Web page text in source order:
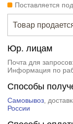
Поставляется
Товар
Юр. лицам
Почта для запросов:
Информация по
Способы
Самовывоз,
России